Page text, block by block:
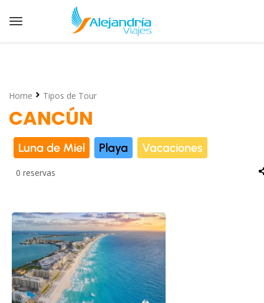
Home Tipos de Tour
CANCÚN
Luna de Miel Playa Vacaciones
0 reservas